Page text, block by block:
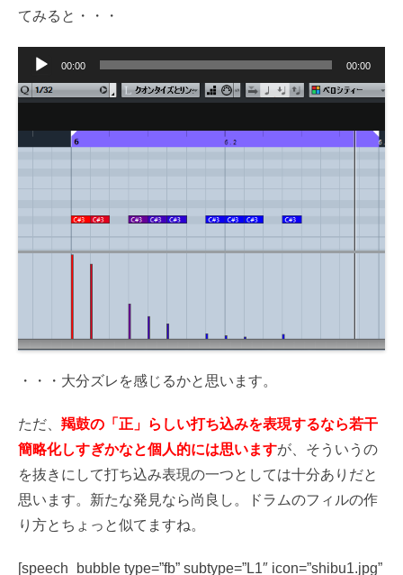
てみると・・・
声
レ
00:00 00:00
・・・大分ズレを感じるかと思います。
ただ、 羯鼓の「正」らしい打ち込みを表現するなら若干
簡略化しすぎかなと個人的には思いますが、そういうの
を抜きにして打ち込み表現の一つとしては十分ありだと
思います。新たな発見なら尚良し。ドラムのフィルの作
り方とちょっと似てますね。
[speech_bubble type=”fb” subtype=”L1″ icon=”shibu1.jpg”